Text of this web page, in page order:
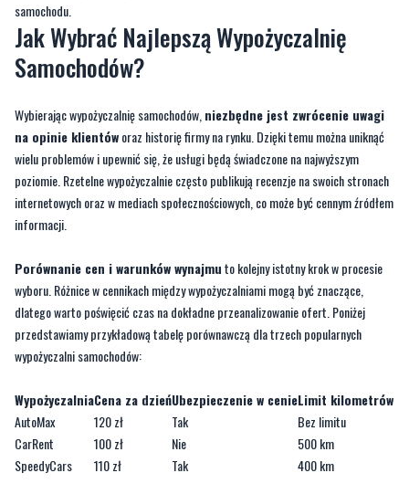
samochodu.
Jak Wybrać Najlepszą Wypożyczalnię
Samochodów?
Wybierając wypożyczalnię samochodów,niezbędne jest zwrócenie uwagi
na opinie klientóworaz historię firmy na rynku. Dzięki temu można uniknąć
wielu problemów i upewnić się, że usługi będą świadczone na najwyższym
poziomie. Rzetelne wypożyczalnie często publikują recenzje na swoich stronach
internetowych oraz w mediach społecznościowych, co może być cennym źródłem
informacji.
Porównanie cen i warunków wynajmuto kolejny istotny krok w procesie
wyboru. Różnice w cennikach między wypożyczalniami mogą być znaczące,
dlatego warto poświęcić czas na dokładne przeanalizowanie ofert. Poniżej
przedstawiamy przykładową tabelę porównawczą dla trzech popularnych
wypożyczalni samochodów:
WypożyczalniaCena za dzieńUbezpieczenie w cenieLimit kilometrów
AutoMax
120 zł Tak
Bez limitu
CarRent
100 zł Nie
500 km
SpeedyCars
110 zł Tak 400 km